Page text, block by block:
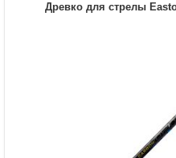
Древко для стрелы